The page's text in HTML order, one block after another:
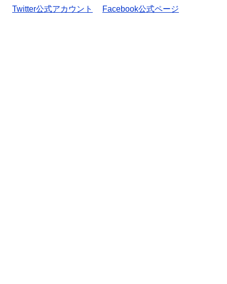
Twitter公式アカウント
Facebook公式ページ